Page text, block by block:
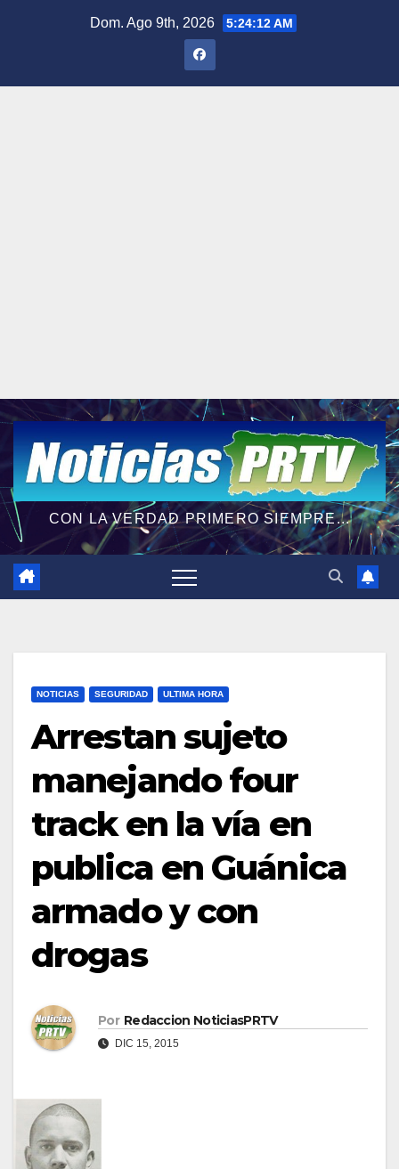
Dom. Ago 9th, 2026 5:24:13 AM
CON LA VERDAD PRIMERO SIEMPRE...
NOTICIAS SEGURIDAD ULTIMA HORA
Arrestan sujeto
manejando four
track en la vía en
publica en Guánica
armado y con
drogas
Por Redaccion NoticiasPRTV
DIC 15, 2015